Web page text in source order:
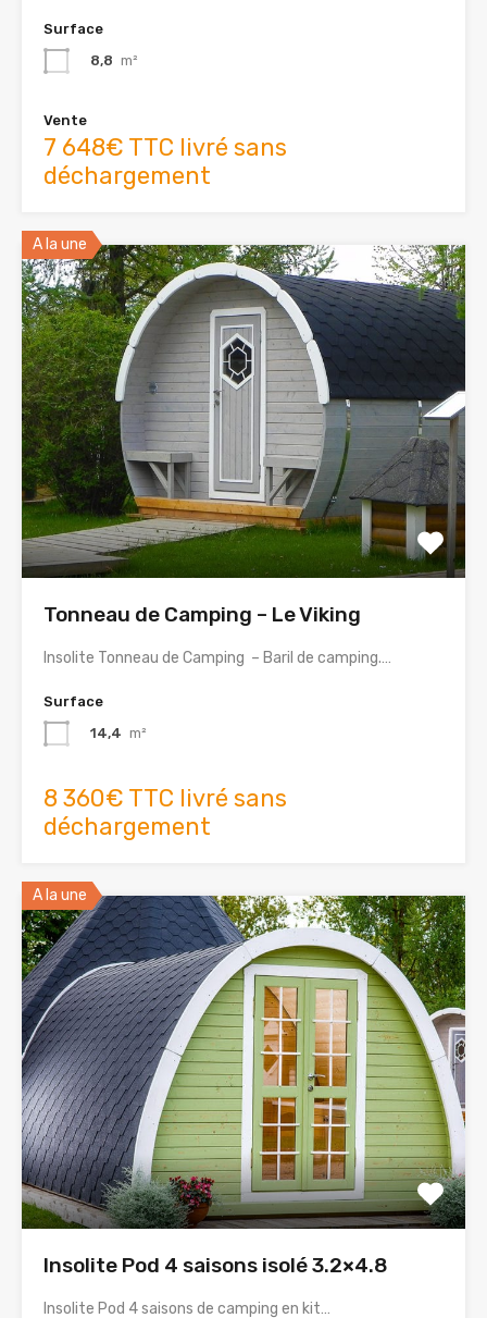
Surface
8,8 m²
Vente
7 648€ TTC livré sans
déchargement
A la une
Tonneau de Camping – Le Viking
Insolite Tonneau de Camping – Baril de camping.…
Surface
14,4 m²
8 360€ TTC livré sans
déchargement
A la une
Insolite Pod 4 saisons isolé 3.2×4.8
Insolite Pod 4 saisons de camping en kit…